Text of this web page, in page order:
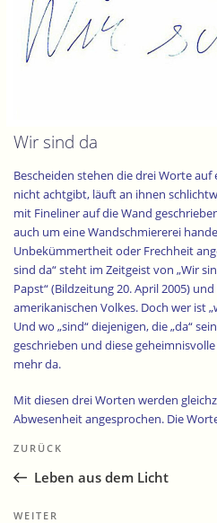
Wir sind da
Bescheiden stehen die drei Worte
nicht achtgibt, läuft an ihnen
mit Fineliner auf die Wand
auch um eine Wandschmiererei
Unbekümmertheit oder Frechheit
sind da“ steht im Zeitgeist von „Wir
Papst“ (Bildzeitung 20. April 2005) und
amerikanischen Volkes. Doch wer ist
Und wo „sind“ diejenigen, die „da“
geschrieben und diese
mehr da.
Mit diesen drei Worten werden
Abwesenheit angesprochen. Die
den drei Worten „Wir sind da“.
Offenbarung, die einerseits an die
Dornbusch heraus als „Ich bin der ICH
Beitragsnavigation
Vorheriger
Beitrag
ZURÜCK
Leben aus dem Licht
Nächster
WEITER